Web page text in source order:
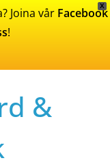
X
Joina vår Facebook
!
&